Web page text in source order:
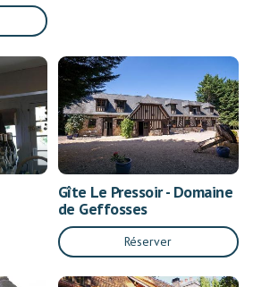
Gîte Le Pressoir - Domaine
de Geffosses
Réserver